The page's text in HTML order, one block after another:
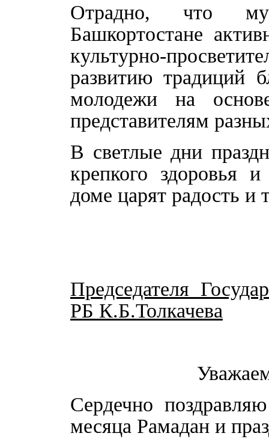
Отрадно, что
Башкортостане
культурно-
развитию традиций
молодежи на
представителям
В светлые дни
крепкого здоровья
доме царят радость и
Председателя
РБ К.Б.Толкачева
Сердечно
месяца Рамадан и